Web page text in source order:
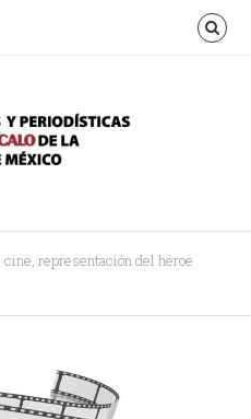
cine, representación del héroe